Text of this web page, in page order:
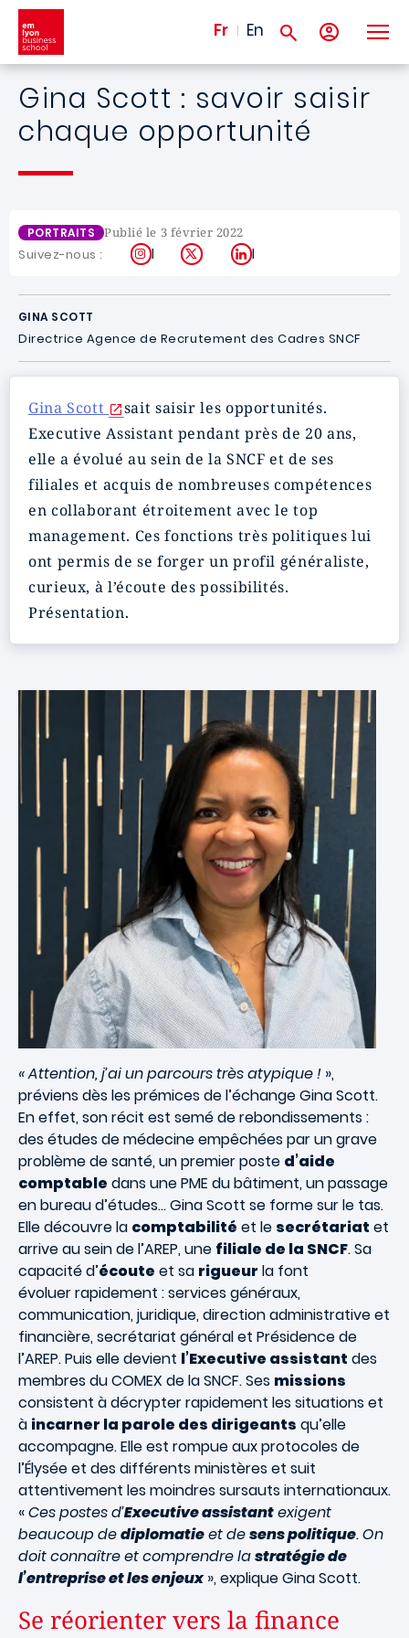
Aller au contenu principal
Fr En
Gina Scott : savoir saisir
chaque opportunité
PORTRAITS Publié le 3 février 2022
Suivez-nous : Instagram
X LinkedIn
GINA SCOTT
Directrice Agence de Recrutement des Cadres SNCF
Gina Scott
sait saisir les opportunités.
Executive Assistant pendant près de 20 ans,
elle a évolué au sein de la SNCF et de ses
filiales et acquis de nombreuses compétences
en collaborant étroitement avec le top
management. Ces fonctions très politiques lui
ont permis de se forger un profil généraliste,
curieux, à l’écoute des possibilités.
Présentation.
Image
« Attention, j’ai un parcours très atypique ! »,
préviens dès les prémices de l’échange Gina Scott.
En effet, son récit est semé de rebondissements :
des études de médecine empêchées par un grave
problème de santé, un premier poste d’aide
comptable dans une PME du bâtiment, un passage
en bureau d’études… Gina Scott se forme sur le tas.
Elle découvre la comptabilité et le secrétariat et
arrive au sein de l’AREP, une filiale de la SNCF. Sa
capacité d’écoute et sa rigueur la font
évoluer rapidement : services généraux,
communication, juridique, direction administrative et
financière, secrétariat général et Présidence de
l’AREP. Puis elle devient l’Executive assistant des
membres du COMEX de la SNCF. Ses missions
consistent à décrypter rapidement les situations et
à incarner la parole des dirigeants qu’elle
accompagne. Elle est rompue aux protocoles de
l’Élysée et des différents ministères et suit
attentivement les moindres sursauts internationaux.
«Ces postes d’Executive assistantexigent
beaucoup dediplomatieet desens politique. On
doit connaître et comprendre lastratégie de
l’entreprise et les enjeux», explique Gina Scott.
Se réorienter vers la finance